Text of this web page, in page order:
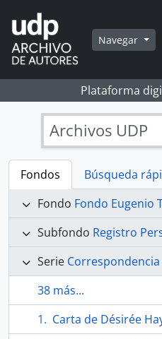
Skip to main content
Navegar
Plataforma
Archivos UDP
Fondos
Búsqueda
Fondo Fondo Eugenio
Subfondo Registro
Serie Correspondencia
38 más...
Carta de Désirée Hayter a